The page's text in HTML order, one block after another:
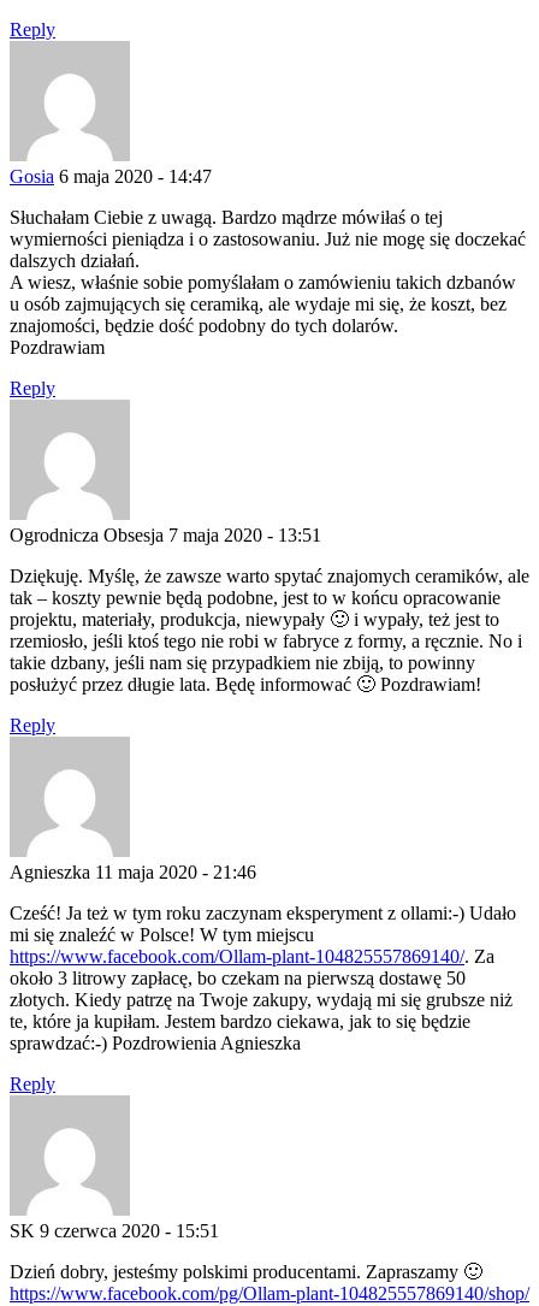
Reply
Gosia 6 maja 2020 - 14:47
Słuchałam Ciebie z uwagą. Bardzo mądrze mówiłaś o tej
wymierności pieniądza i o zastosowaniu. Już nie mogę się doczekać
dalszych działań.
A wiesz, właśnie sobie pomyślałam o zamówieniu takich dzbanów
u osób zajmujących się ceramiką, ale wydaje mi się, że koszt, bez
znajomości, będzie dość podobny do tych dolarów.
Pozdrawiam
Reply
Ogrodnicza Obsesja 7 maja 2020 - 13:51
Dziękuję. Myślę, że zawsze warto spytać znajomych ceramików, ale
tak – koszty pewnie będą podobne, jest to w końcu opracowanie
projektu, materiały, produkcja, niewypały 🙂 i wypały, też jest to
rzemiosło, jeśli ktoś tego nie robi w fabryce z formy, a ręcznie. No i
takie dzbany, jeśli nam się przypadkiem nie zbiją, to powinny
posłużyć przez długie lata. Będę informować 🙂 Pozdrawiam!
Reply
Agnieszka 11 maja 2020 - 21:46
Cześć! Ja też w tym roku zaczynam eksperyment z ollami:-) Udało
mi się znaleźć w Polsce! W tym miejscu
https://www.facebook.com/Ollam-plant-104825557869140/. Za
około 3 litrowy zapłacę, bo czekam na pierwszą dostawę 50
złotych. Kiedy patrzę na Twoje zakupy, wydają mi się grubsze niż
te, które ja kupiłam. Jestem bardzo ciekawa, jak to się będzie
sprawdzać:-) Pozdrowienia Agnieszka
Reply
SK 9 czerwca 2020 - 15:51
Dzień dobry, jesteśmy polskimi producentami. Zapraszamy 🙂
https://www.facebook.com/pg/Ollam-plant-104825557869140/shop/